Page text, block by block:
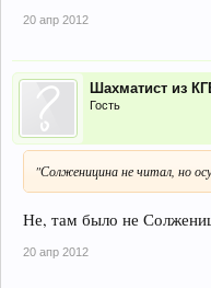
20 апр 2012
Шахматист из
Гость
"Солженицина не читал, но
Не, там было не
20 апр 2012